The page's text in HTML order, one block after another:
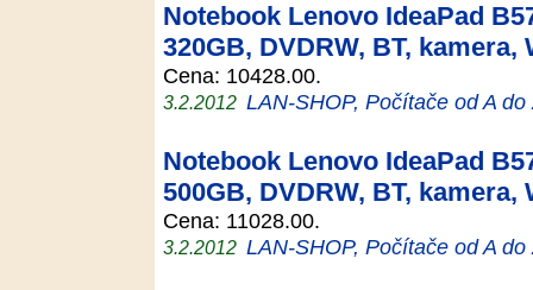
Notebook Lenovo IdeaPad
320GB, DVDRW, BT,
Cena: 10428.00.
3.2.2012 LAN-SHOP, Počítače od A do
Notebook Lenovo IdeaPad
500GB, DVDRW, BT,
Cena: 11028.00.
3.2.2012 LAN-SHOP, Počítače od A do